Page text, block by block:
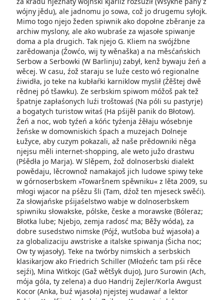
wójny jědu), ale jadnomu jo sowa, což jo drugemu syłojk.
Mimo togo njejo žeden spiwnik ako dopołne zběranje za
archiw myslony, ale ako wubraśe za wjasołe spiwanje
doma a pla drugich. Tak njejo G. Kliem na swójźbne
zarědowanja (Źowćo, wij ty wěnaška) a na měsćańskich
Serbow a Serbowki (W Barlinju) zabył, kenž bywaju źeń a
wěcej. W casu, źož staraju se luźe cesto wó regionalne
źiwidła, jo teke na kubłaŕki karniklow myslił (Źěštej dwě
rědnej pó tšawku). Ze serbskim spiwom móžoš pak tež
špatnje zapłaśonych luźi troštowaś (Na póli su pastyrje)
a bogatych turistow witaś (Ha pśijěł panik do Błotow).
Źeń a noc, wob tyźeń a kóńc tyźenja źěłaju wósebnje
žeńske w domowniskich śpach a muzejach Dolneje
Łužyce, aby cuzym pokazali, až naše prědowniki něga
njejsu měli internet-shopping, ale weto južo drastwu
(Pśědła jo Marja). W Slěpem, źož dolnoserbski dialekt
powědaju, lěcrownož namakajoš jich ludowe spiwy teke
w górnoserbskem »Towaršnem spěwniku« z lěta 2009, su
młogi wjacor na pśězu šli (Tam, dźož ten mjeseck swěći).
Za słowjańske pśijaśelstwo wabje w dolnoserbskem
spiwniku słowakske, pólske, česke a morawske (Bóleraz;
Błotka lube; Njebjo, zemja radosć ma; Běžy wóda), za
dobre susedstwo nimske (Pójź, wutšoba buź wjasoła) a
za globalizaciju awstriske a italske spiwanja (Śicha noc;
Ow ty wjasoły). Teke na twórby nimskich a serbskich
klasikarjow ako Friedrich Schiller (Młoźeńc tam pśi rěce
sejźi), Mina Witkojc (Gaž wětšyk dujo), Juro Surowin (Ach,
mója góla, ty zelena) a duo Handrij Zejler/Korla Awgust
Kocor (Anka, buź wjasoła) njejstej wudawaŕ a lektor